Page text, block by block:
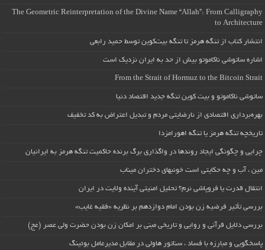
The Geometric Reinterpretation of the Divine Name “Allah”: From Calligraphy
to Architecture
انتشار کتاب از تنگه هرمز تا تنگه بیت‌کوین توسط حمید رابعی
اشاره ساتوشی ناکاموتو بیش از حد به ایران نزدیک است
From the Strait of Hormuz to the Bitcoin Strait
ساتوشی ناکاموتو و بیت کوین تنگه جدید اقتصاد دنیا
بهره‌برداری اقتصادی از نارضایتی مردم و تبدیل اعتراض به کد تخفیف
تاریخچه تنگه هرمز یا تنگه اهورامزدا
چرایی و چگونگی ایجاد روندها در واگذاری برگ برنده حاکمیت تنگه هرمز به ایرانیان
مین ، آب و چه حکایتی است خونبهای دختران میناب
انتقال قدرت یا فروپاشی نرم؟ تحلیل امنیتی آینده ولایت در ایران
بررسی تأثیر فرضیه زن بودن امام دوازدهم بر نظریه «فقیه غایب»
بررسی دلایل قرآنی و روایی و تاریخی مبنی بر امکان زن بودن حضرت ولی عصر (عج)
پاسخگویی و مبارزه با فساد ، سناتور هاولی در مقابل مدیرعامل بوئینگ